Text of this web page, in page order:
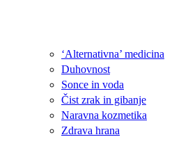
‘Alternativna’ medicina
Duhovnost
Sonce in voda
Čist zrak in gibanje
Naravna kozmetika
Zdrava hrana